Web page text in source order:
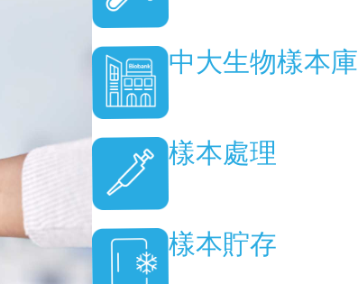
中大生物樣本庫
樣本處理
樣本貯存